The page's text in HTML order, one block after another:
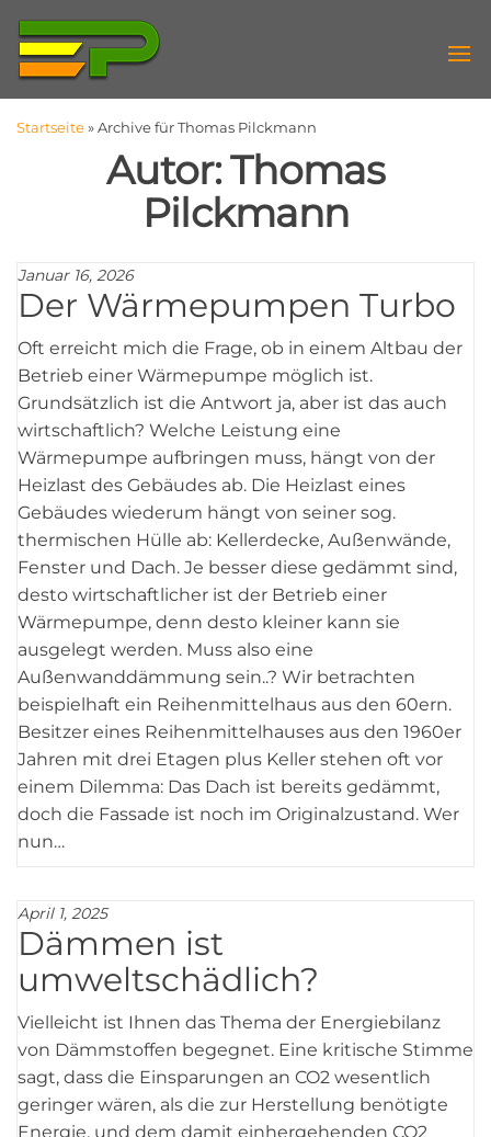
Inhalt
springen
Startseite»Archive für Thomas Pilckmann
Autor:Thomas
Pilckmann
Januar 16, 2026
Der Wärmepumpen Turbo
Oft erreicht mich die Frage, ob in einem Altbau der
Betrieb einer Wärmepumpe möglich ist.
Grundsätzlich ist die Antwort ja, aber ist das auch
wirtschaftlich? Welche Leistung eine
Wärmepumpe aufbringen muss, hängt von der
Heizlast des Gebäudes ab. Die Heizlast eines
Gebäudes wiederum hängt von seiner sog.
thermischen Hülle ab: Kellerdecke, Außenwände,
Fenster und Dach. Je besser diese gedämmt sind,
desto wirtschaftlicher ist der Betrieb einer
Wärmepumpe, denn desto kleiner kann sie
ausgelegt werden. Muss also eine
Außenwanddämmung sein..? Wir betrachten
beispielhaft ein Reihenmittelhaus aus den 60ern.
Besitzer eines Reihenmittelhauses aus den 1960er
Jahren mit drei Etagen plus Keller stehen oft vor
einem Dilemma: Das Dach ist bereits gedämmt,
doch die Fassade ist noch im Originalzustand. Wer
nun…
April 1, 2025
Dämmen ist
umweltschädlich?
Vielleicht ist Ihnen das Thema der Energiebilanz
von Dämmstoffen begegnet. Eine kritische Stimme
sagt, dass die Einsparungen an CO2 wesentlich
geringer wären, als die zur Herstellung benötigte
Energie, und dem damit einhergehenden CO2